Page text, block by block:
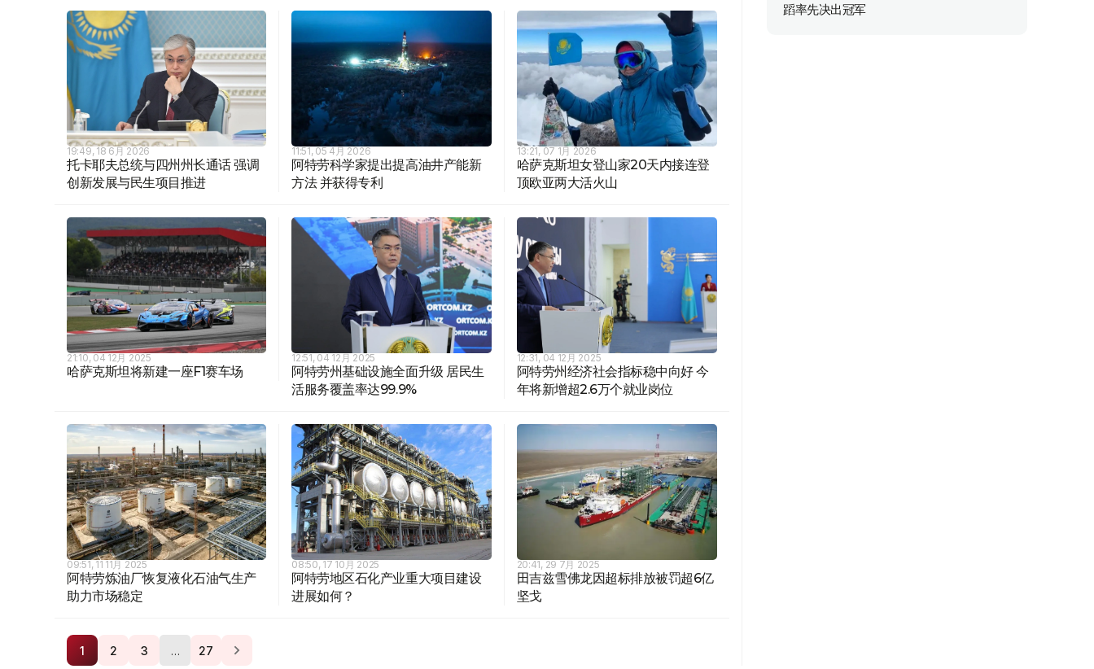
19:49, 18 6月 2026
托卡耶夫总统与四州州长通话 强调
创新发展与民生项目推进
11:51, 05 4月 2026
阿特劳科学家提出提高油井产能新
方法 并获得专利
13:21, 07 1月 2026
哈萨克斯坦女登山家20天内接连登
顶欧亚两大活火山
21:10, 04 12月 2025
哈萨克斯坦将新建一座F1赛车场
12:51, 04 12月 2025
阿特劳州基础设施全面升级 居民生
活服务覆盖率达99.9%
12:31, 04 12月 2025
阿特劳州经济社会指标稳中向好 今
年将新增超2.6万个就业岗位
09:51, 11 11月 2025
阿特劳炼油厂恢复液化石油气生产
助力市场稳定
08:50, 17 10月 2025
阿特劳地区石化产业重大项目建设
进展如何？
20:41, 29 7月 2025
田吉兹雪佛龙因超标排放被罚超6亿
坚戈
1 2 3 … 27
蹈率先决出冠军